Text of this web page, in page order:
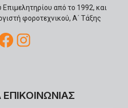
από το 1992, και
φοροτεχνικού, Α΄ Τάξης
Instagram
ΕΠΙΚΟΙΝΩΝΙΑΣ